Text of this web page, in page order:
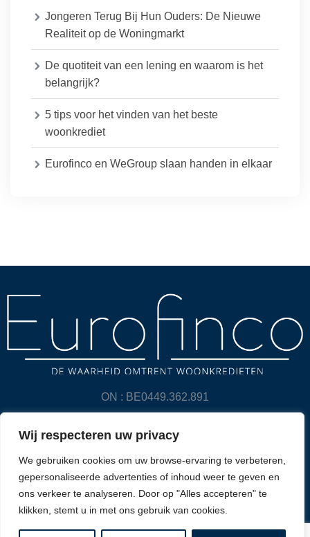
Wij respecteren uw privacy
We gebruiken cookies om uw browse-ervaring te verbeteren,
gepersonaliseerde advertenties of inhoud weer te geven en
ons verkeer te analyseren. Door op "Alles accepteren" te
klikken, stemt u in met ons gebruik van cookies.
Jongeren Terug Bij Hun Ouders: De Nieuwe
Realiteit op de Woningmarkt
De quotiteit van een lening en waarom is het
belangrijk?
5 tips voor het vinden van het beste
woonkrediet
Eurofinco en WeGroup slaan handen in elkaar
ON : BE0449.362.891
PRIVACY POLICY & DISCLAIMER
CONTACT
© 2025 Eurofinco. All Rights Reserved. Created by
Expertmedia